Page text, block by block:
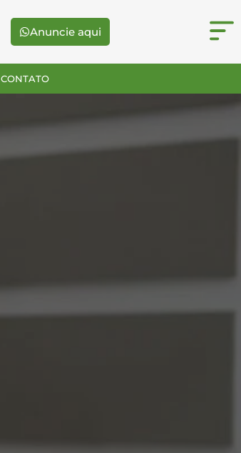
Anuncie aqui
CONTATO